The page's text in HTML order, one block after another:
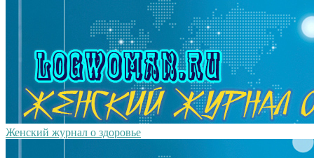
Женский журнал о здоровье